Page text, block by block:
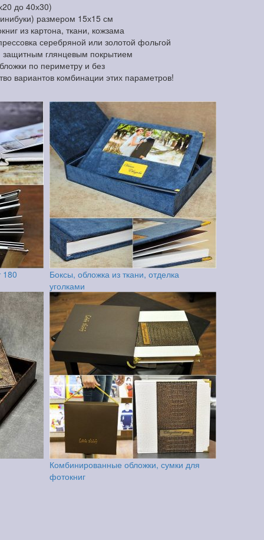
до 40х30)
размером 15х15 см
из картона, ткани, кожзама
серебряной или золотой фольгой
защитным глянцевым покрытием
по периметру и без
вариантов комбинации этих параметров!
180
Боксы, обложка из ткани, отделка
уголками
Комбинированные обложки, сумки для
фотокниг